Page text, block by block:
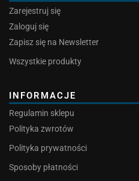
Zarejestruj się
Zaloguj się
Zapisz się na Newsletter
Wszystkie produkty
INFORMACJE
Regulamin sklepu
Polityka zwrotów
Polityka prywatności
Sposoby płatności